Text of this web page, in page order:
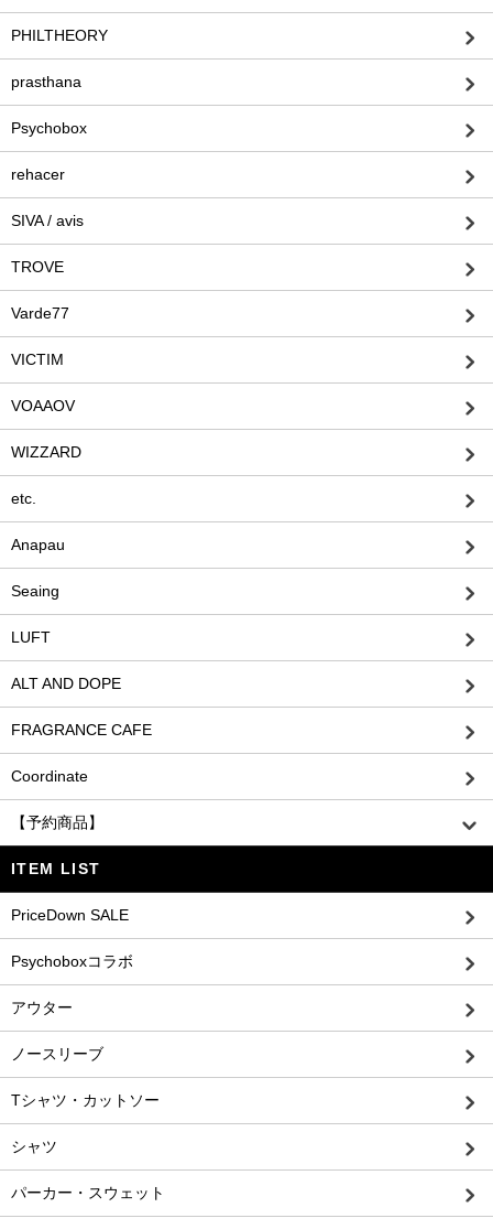
PHILTHEORY
prasthana
Psychobox
rehacer
SIVA / avis
TROVE
Varde77
VICTIM
VOAAOV
WIZZARD
etc.
Anapau
Seaing
LUFT
ALT AND DOPE
FRAGRANCE CAFE
Coordinate
【予約商品】
ITEM LIST
PriceDown SALE
Psychoboxコラボ
アウター
ノースリーブ
Tシャツ・カットソー
シャツ
パーカー・スウェット